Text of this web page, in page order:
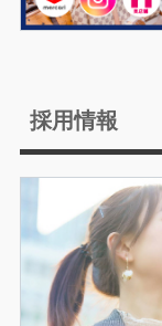
採用情報